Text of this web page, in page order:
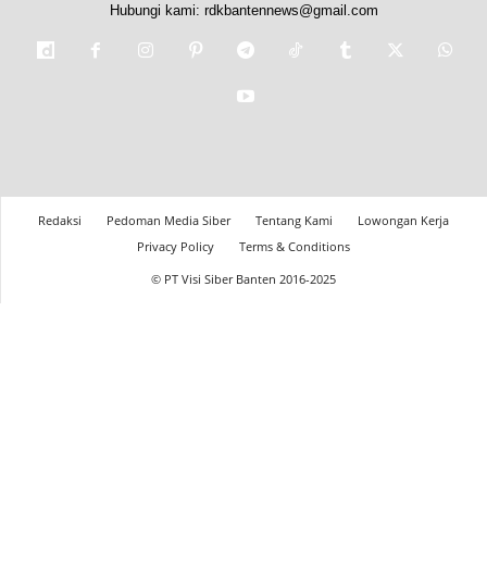
Hubungi kami: rdkbantennews@gmail.com
Redaksi Pedoman Media Siber Tentang Kami
Lowongan Kerja
Privacy Policy
Terms & Conditions
© PT Visi Siber Banten 2016-2025